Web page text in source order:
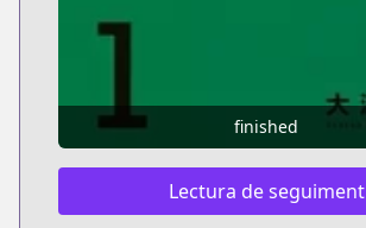
finished
Lectura de seguiment